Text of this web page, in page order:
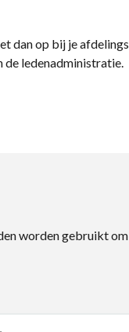
dan op bij je
de ledenadministratie.
worden gebruikt